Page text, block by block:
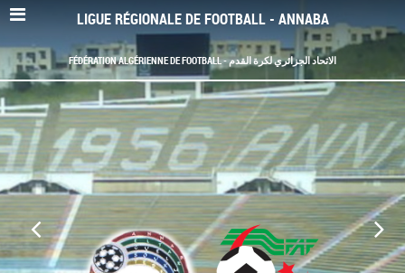
LIGUE RÉGIONALE DE FOOTBALL - ANNABA
FÉDÉRATION ALGÉRIENNE DE FOOTBALL - الاتحاد الجزائري لكرة القدم